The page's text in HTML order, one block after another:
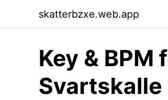
skatterbzxe.web.app
Key & BPM
Svartskalle